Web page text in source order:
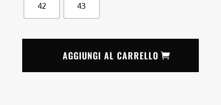
42 43
AGGIUNGI AL CARRELLO